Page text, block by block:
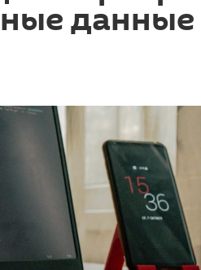
данные